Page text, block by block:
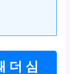
더 심